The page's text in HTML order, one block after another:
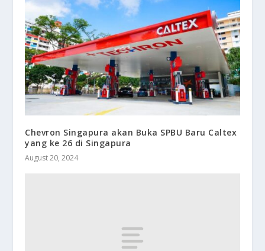
Chevron Singapura akan Buka SPBU Baru Caltex
yang ke 26 di Singapura
August 20, 2024